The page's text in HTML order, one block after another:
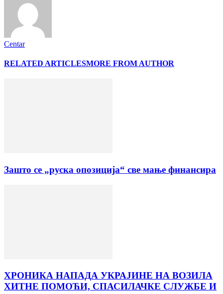
Centar
RELATED ARTICLESMORE FROM AUTHOR
Зашто се „руска опозиција“ све мање финансира
ХРОНИКА НАПАДА УКРАЈИНЕ НА ВОЗИЛА
ХИТНЕ ПОМОЋИ, СПАСИЛАЧКЕ СЛУЖБЕ И